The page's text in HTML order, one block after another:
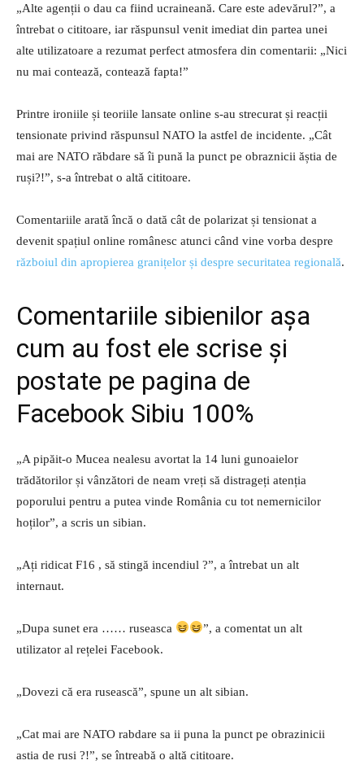
„Alte agenții o dau ca fiind ucraineană. Care este adevărul?”, a
întrebat o cititoare, iar răspunsul venit imediat din partea unei
alte utilizatoare a rezumat perfect atmosfera din comentarii: „Nici
nu mai contează, contează fapta!”
Printre ironiile și teoriile lansate online s-au strecurat și reacții
tensionate privind răspunsul NATO la astfel de incidente. „Cât
mai are NATO răbdare să îi pună la punct pe obraznicii ăștia de
ruși?!”, s-a întrebat o altă cititoare.
Comentariile arată încă o dată cât de polarizat și tensionat a
devenit spațiul online românesc atunci când vine vorba despre
războiul din apropierea granițelor și despre securitatea regională.
Comentariile sibienilor așa
cum au fost ele scrise și
postate pe pagina de
Facebook Sibiu 100%
„A pipăit-o Mucea nealesu avortat la 14 luni gunoaielor
trădătorilor și vânzători de neam vreți să distrageți atenția
poporului pentru a putea vinde România cu tot nemernicilor
hoților”, a scris un sibian.
„Ați ridicat F16 , să stingă incendiul ?”, a întrebat un alt
internaut.
„Dupa sunet era …… ruseasca
”, a comentat un alt
utilizator al rețelei Facebook.
„Dovezi că era rusească”, spune un alt sibian.
„Cat mai are NATO rabdare sa ii puna la punct pe obrazinicii
astia de rusi ?!”, se întreabă o altă cititoare.